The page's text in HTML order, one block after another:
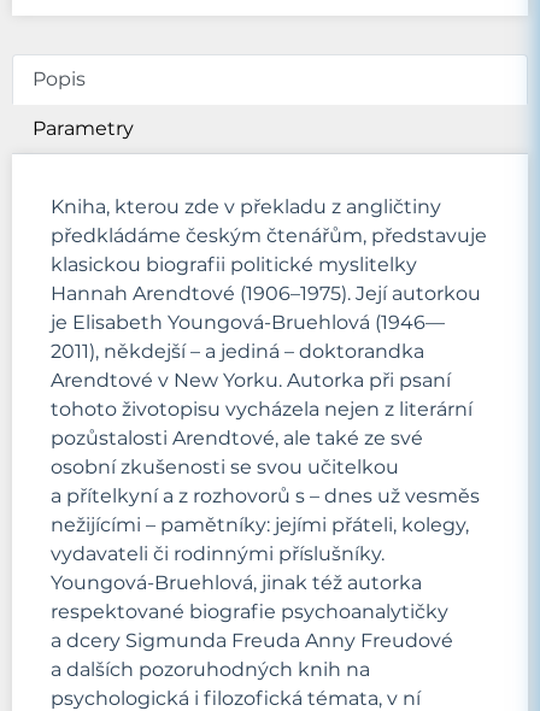
Popis
Parametry
Kniha, kterou zde v překladu z angličtiny
předkládáme českým čtenářům, představuje
klasickou biografii politické myslitelky
Hannah Arendtové (1906–1975). Její autorkou
je Elisabeth Youngová-Bruehlová (1946—
2011), někdejší – a jediná – doktorandka
Arendtové v New Yorku. Autorka při psaní
tohoto životopisu vycházela nejen z literární
pozůstalosti Arendtové, ale také ze své
osobní zkušenosti se svou učitelkou
a přítelkyní a z rozhovorů s – dnes už vesměs
nežijícími – pamětníky: jejími přáteli, kolegy,
vydavateli či rodinnými příslušníky.
Youngová-Bruehlová, jinak též autorka
respektované biografie psychoanalytičky
a dcery Sigmunda Freuda Anny Freudové
a dalších pozoruhodných knih na
psychologická i filozofická témata, v ní